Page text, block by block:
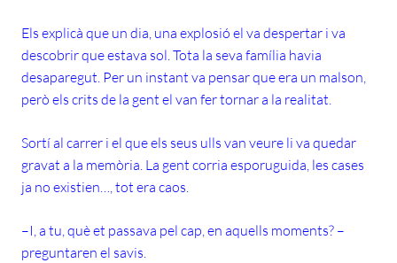
Els explicà que un dia, una explosió el va despertar i va
descobrir que estava sol. Tota la seva família havia
desaparegut. Per un instant va pensar que era un malson,
però els crits de la gent el van fer tornar a la realitat.
Sortí al carrer i el que els seus ulls van veure li va quedar
gravat a la memòria. La gent corria esporuguida, les cases
ja no existien…, tot era caos.
–I, a tu, què et passava pel cap, en aquells moments? –
preguntaren el savis.